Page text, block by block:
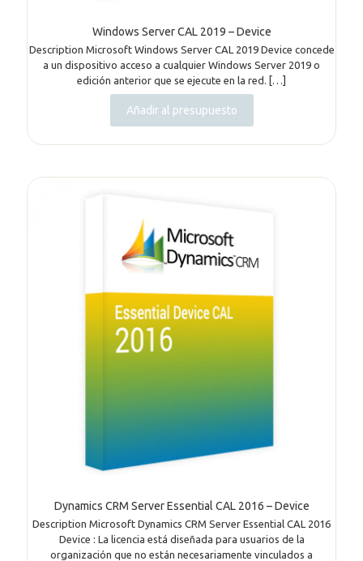
Windows Server CAL 2019 – Device
Description Microsoft Windows Server CAL 2019 Device concede
a un dispositivo acceso a cualquier Windows Server 2019 o
edición anterior que se ejecute en la red. […]
Añadir al presupuesto
Dynamics CRM Server Essential CAL 2016 – Device
Description Microsoft Dynamics CRM Server Essential CAL 2016
Device : La licencia está diseñada para usuarios de la
organización que no están necesariamente vinculados a